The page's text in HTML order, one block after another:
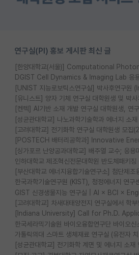
연구실(PI) 홍보 게시판 최신 글
[유니스트] 양자 기체 연구실 대학원생 및 박사
[켄텍] AI기반 소재 개발 연구실 대학원생, 연
[고려대학교] 전기화학 연구실 대학원생 모집
[Indiana University] Call for Ph.D.